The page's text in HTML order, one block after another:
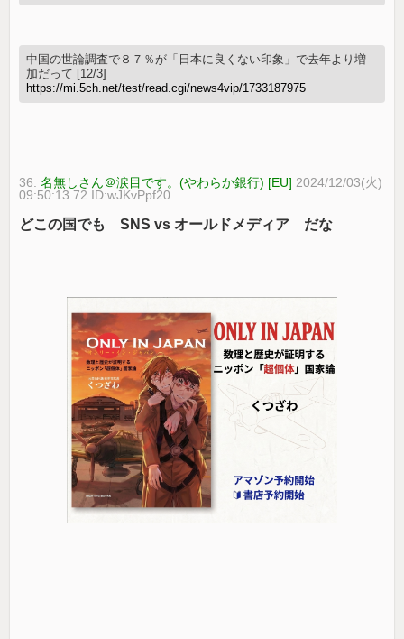
中国の世論調査で８７％が「日本に良くない印象」で去年より増
加だって [12/3]
https://mi.5ch.net/test/read.cgi/news4vip/1733187975
36:名無しさん＠涙目です。(やわらか銀行) [EU] 2024/12/03(火)
09:50:13.72 ID:wJKvPpf20
どこの国でも SNS vs オールドメディア だな